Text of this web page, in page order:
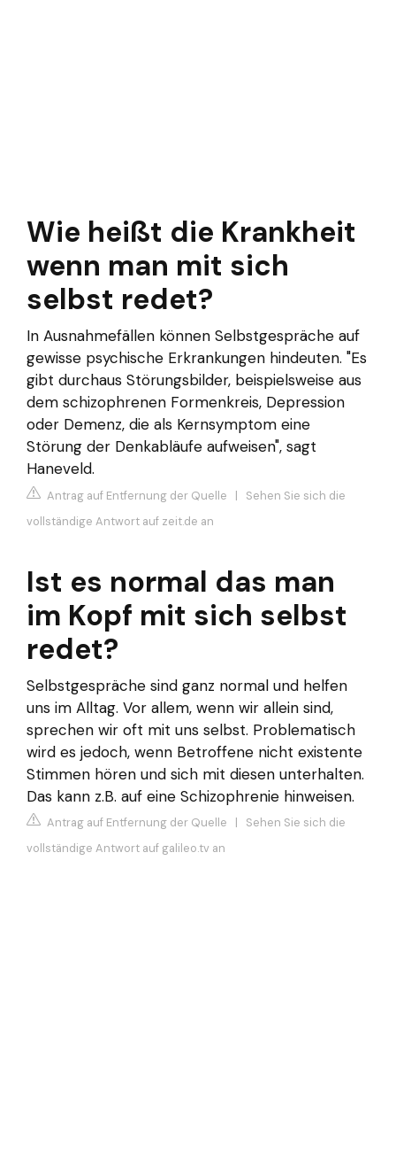
Wie heißt die Krankheit
wenn man mit sich
selbst redet?
In Ausnahmefällen können Selbstgespräche auf
gewisse psychische Erkrankungen hindeuten. "Es
gibt durchaus Störungsbilder, beispielsweise aus
dem schizophrenen Formenkreis, Depression
oder Demenz, die als Kernsymptom eine
Störung der Denkabläufe aufweisen", sagt
Haneveld.
Antrag auf Entfernung der Quelle | Sehen Sie sich die
vollständige Antwort auf zeit.de an
Ist es normal das man
im Kopf mit sich selbst
redet?
Selbstgespräche sind ganz normal und helfen
uns im Alltag. Vor allem, wenn wir allein sind,
sprechen wir oft mit uns selbst. Problematisch
wird es jedoch, wenn Betroffene nicht existente
Stimmen hören und sich mit diesen unterhalten.
Das kann z.B. auf eine Schizophrenie hinweisen.
Antrag auf Entfernung der Quelle | Sehen Sie sich die
vollständige Antwort auf galileo.tv an